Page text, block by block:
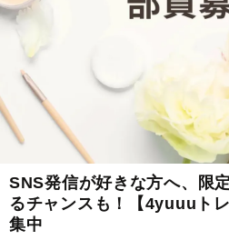
SNS発信が好きな方へ、限
るチャンスも！【4yuuuト
集中